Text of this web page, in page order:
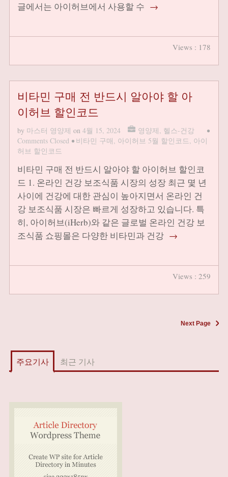
글에서는 아이허브에서 사용할 수 →
Views : 178
비타민 구매 전 반드시 알아야 할 아
이허브 할인코드
by 마스터 영양제 on 4월 15, 2024 영양제, 헬스-건강
•
Comments Closed • 비타민 구매, 아이허브 5월 할인코드, 아이
허브 할인코드
비타민 구매 전 반드시 알아야 할 아이허브 할인코
드 1. 온라인 건강 보조식품 시장의 성장 최근 몇 년
사이에 건강에 대한 관심이 높아지면서 온라인 건
강 보조식품 시장은 빠르게 성장하고 있습니다. 특
히, 아이허브(iHerb)와 같은 글로벌 온라인 건강 보
조식품 쇼핑몰은 다양한 비타민과 건강 →
Views : 259
Next Page
주요기사 최근 기사